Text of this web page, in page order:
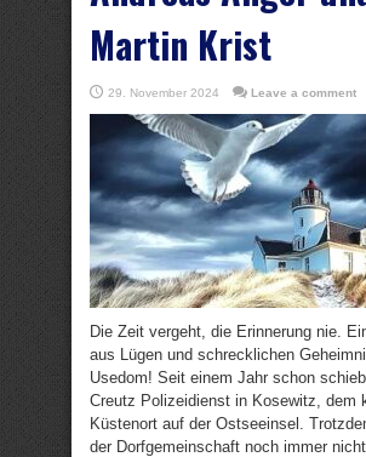
Martin Krist
29. November 2024 Leave a comment
Die Zeit vergeht, die Erinnerung nie.
aus Lügen und schrecklichen
Usedom! Seit einem Jahr schon
Creutz Polizeidienst in Kosewitz, dem
Küstenort auf der Ostseeinsel.
der Dorfgemeinschaft noch immer